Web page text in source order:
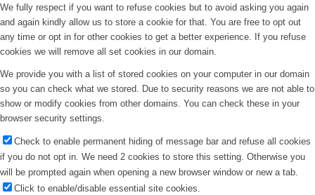
We fully respect if you want to refuse cookies but to avoid asking you again
and again kindly allow us to store a cookie for that. You are free to opt out
any time or opt in for other cookies to get a better experience. If you refuse
cookies we will remove all set cookies in our domain.
We provide you with a list of stored cookies on your computer in our domain
so you can check what we stored. Due to security reasons we are not able to
show or modify cookies from other domains. You can check these in your
browser security settings.
Check to enable permanent hiding of message bar and refuse all cookies
if you do not opt in. We need 2 cookies to store this setting. Otherwise you
will be prompted again when opening a new browser window or new a tab.
Click to enable/disable essential site cookies.